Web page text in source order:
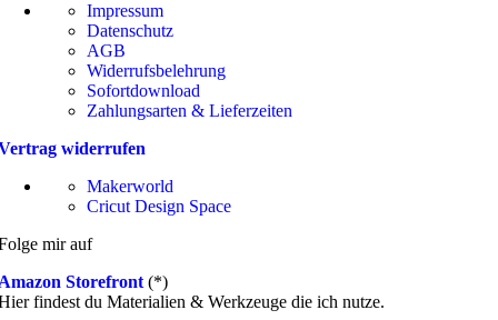
Impressum
Datenschutz
AGB
Widerrufsbelehrung
Sofortdownload
Zahlungsarten & Lieferzeiten
widerrufen
Makerworld
Cricut Design Space
mir auf
Storefront (*)
findest du Materialien & Werkzeuge die ich nutze.